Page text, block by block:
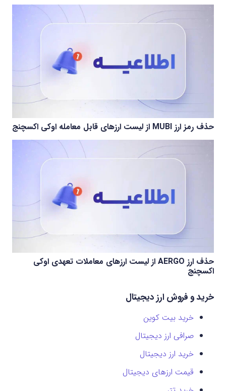
حذف رمز ارز MUBI از لیست ارزهای قابل معامله اوکی اکسچنج
حذف ارز AERGO از لیست ارزهای معاملات تعهدی اوکی
اکسچنج
خرید و فروش ارز دیجیتال
خرید بیت کوین
صرافی ارز دیجیتال
خرید ارز دیجیتال
قیمت ارزهای دیجیتال